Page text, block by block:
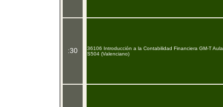
:30
36106 Introducción a la Contabilidad Financiera GM-T Aula
S504 (Valenciano)